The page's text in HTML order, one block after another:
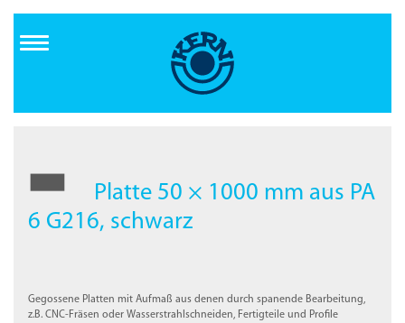
Inhalt
Platte 50 × 1000 mm aus PA
6 G216, schwarz
Gegossene Platten mit Aufmaß aus denen durch spanende Bearbeitung,
z.B. CNC-Fräsen oder Wasserstrahlschneiden, Fertigteile und Profile